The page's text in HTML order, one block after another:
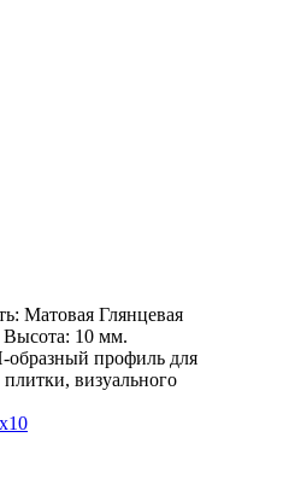
Матовая Глянцевая
10 мм.
профиль для
визуального